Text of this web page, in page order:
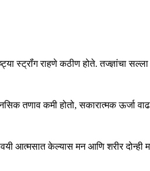
स्ट्रॉंग राहणे कठीण होते. तज्ज्ञांचा
तणाव कमी होतो, सकारात्मक ऊर्जा
आत्मसात केल्यास मन आणि शरीर